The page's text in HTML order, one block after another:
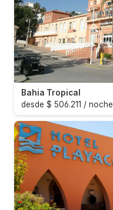
Bahia Tropical
desde $ 506.211 / noche